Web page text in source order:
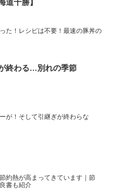
道十勝】
た！レシピは不要！最速の豚丼の
終わる…別れの季節
が！そして引継ぎが終わらな
約熱が高まってきています｜節
書も紹介